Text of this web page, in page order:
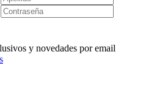
y novedades por email